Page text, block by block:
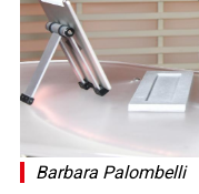
Barbara Palombelli